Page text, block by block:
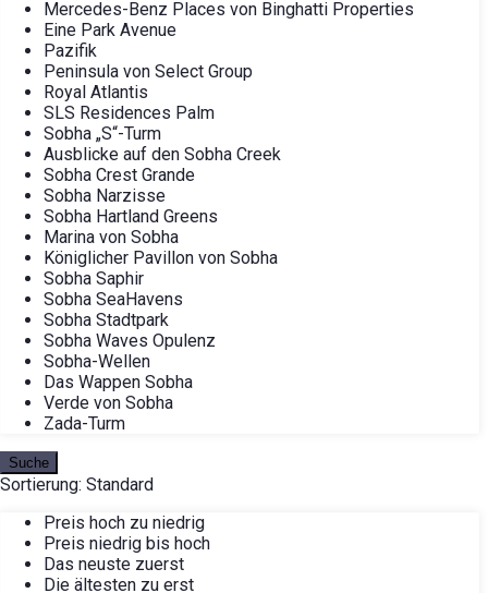
Mercedes-Benz Places von Binghatti Properties
Eine Park Avenue
Pazifik
Peninsula von Select Group
Royal Atlantis
SLS Residences Palm
Sobha „S“-Turm
Ausblicke auf den Sobha Creek
Sobha Crest Grande
Sobha Narzisse
Sobha Hartland Greens
Marina von Sobha
Königlicher Pavillon von Sobha
Sobha Saphir
Sobha SeaHavens
Sobha Stadtpark
Sobha Waves Opulenz
Sobha-Wellen
Das Wappen Sobha
Verde von Sobha
Zada-Turm
Suche
Sortierung: Standard
Preis hoch zu niedrig
Preis niedrig bis hoch
Das neuste zuerst
Die ältesten zu erst